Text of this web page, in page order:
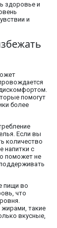
здоровье и
и
помогут
более
Если вы
количество
напитки с
поможет не
пищи во
что
жирами, такие
вкусные,